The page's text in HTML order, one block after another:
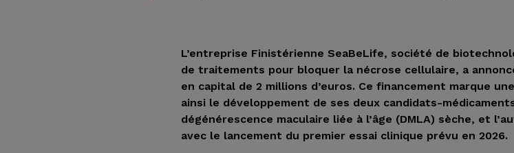
L’entreprise Finistérienne SeaBeLife, société de
de traitements pour bloquer la nécrose cellulaire, a
en capital de 2 millions d’euros. Ce financement marque
ainsi le développement de ses deux candidats-
dégénérescence maculaire liée à l’âge (DMLA) sèche, et
avec le lancement du premier essai clinique prévu en 2026.